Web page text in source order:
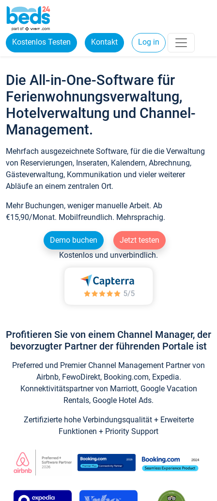
Kostenlos Testen Kontakt Log in
Die All-in-One-Software für
Ferienwohnungsverwaltung,
Hotelverwaltung und Channel-
Management.
Mehrfach ausgezeichnete Software, für die die Verwaltung
von Reservierungen, Inseraten, Kalendern, Abrechnung,
Gästeverwaltung, Kommunikation und vieler weiterer
Abläufe an einem zentralen Ort.
Mehr Buchungen, weniger manuelle Arbeit. Ab
€15,90/Monat. Mobilfreundlich. Mehrsprachig.
Demo buchen
Jetzt testen
Kostenlos und unverbindlich.
Profitieren Sie von einem Channel Manager, der
bevorzugter Partner der führenden Portale ist
Preferred und Premier Channel Management Partner von
Airbnb, FewoDirekt, Booking.com, Expedia.
Konnektivitätspartner von Marriott, Google Vacation
Rentals, Google Hotel Ads.
Zertifizierte hohe Verbindungsqualität + Erweiterte
Funktionen + Priority Support